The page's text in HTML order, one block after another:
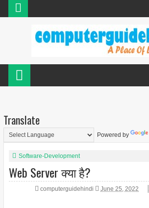
Translate
Powered by
Software-Development
Web Server क्या है?
computerguidehindi June 25, 2022